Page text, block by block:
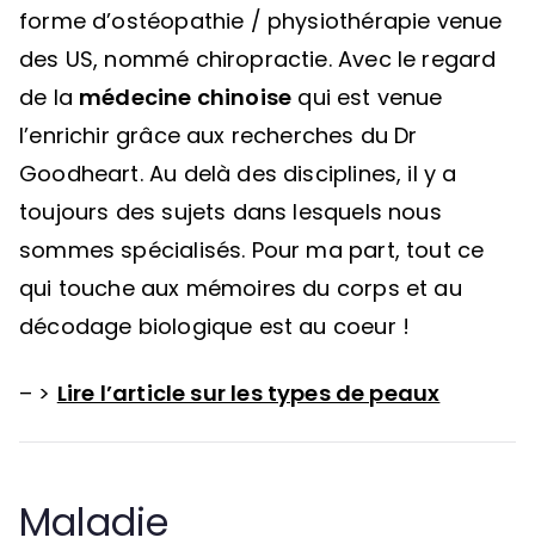
forme d’ostéopathie / physiothérapie venue
des US, nommé chiropractie. Avec le regard
de la médecine chinoise qui est venue
l’enrichir grâce aux recherches du Dr
Goodheart. Au delà des disciplines, il y a
toujours des sujets dans lesquels nous
sommes spécialisés. Pour ma part, tout ce
qui touche aux mémoires du corps et au
décodage biologique est au coeur !
– > Lire l’article sur les types de peaux
Maladie